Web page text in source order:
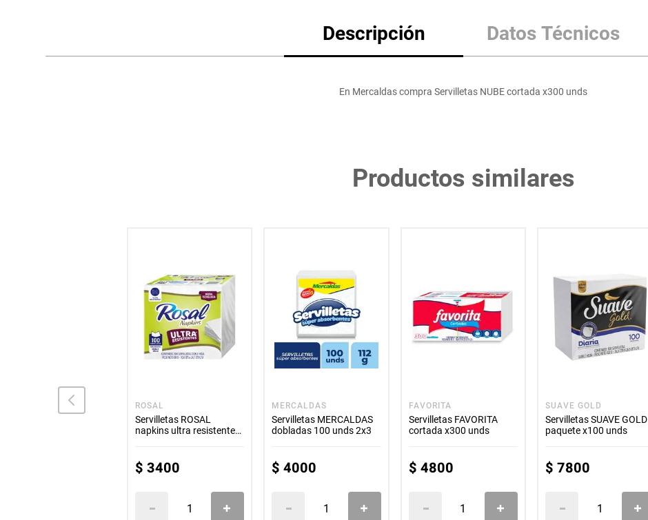
otros
Descripción Datos Técnicos
En Mercaldas compra Servilletas NUBE cortada x300 unds
Productos similares
ROSAL
Servilletas ROSAL
napkins ultra resistentes
$ 3400
MERCALDAS
Servilletas MERCALDAS
dobladas 100 unds 2x3
$ 4000
FAVORITA
Servilletas FAVORITA
cortada x300 unds
$ 4800
SUAVE GOLD
Servilletas SUAVE GOLD
paquete x100 unds
$ 7800